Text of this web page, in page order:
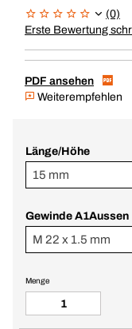
(0)
Erste Bewertung
PDF ansehen
Weiterempfehlen
Länge/Höhe
15 mm
Gewinde A1Aussen
M 22 x 1.5 mm
Menge